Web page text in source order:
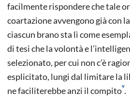
facilmente rispondere che tale
coartazione avvengono già con
ciascun brano sta lì come
di tesi che la volontà e
selezionato, per cui non c’è
esplicitato, lungi dal limitare la
ne faciliterebbe anzi il compitov.